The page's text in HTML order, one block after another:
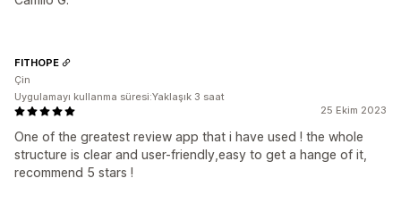
25 Ekim 2023
One of the greatest review app that i have used ! the whole
structure is clear and user-friendly,easy to get a hange of it,
recommend 5 stars !
FITHOPE
Çin
Uygulamayı kullanma süresi:Yaklaşık 3 saat